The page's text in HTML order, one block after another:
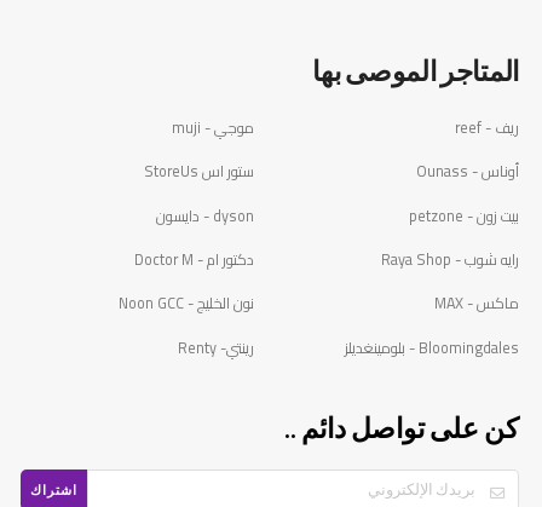
المتاجر الموصى بها
ريف - reef
موجي - muji
أوناس - Ounass
ستور اس StoreUs
بيت زون - petzone
dyson - دايسون
رايه شوب - Raya Shop
دكتور ام - Doctor M
ماكس - MAX
نون الخليج - Noon GCC
Bloomingdales - بلومينغديلز
رينتي- Renty
كن على تواصل دائم ..
اشتراك